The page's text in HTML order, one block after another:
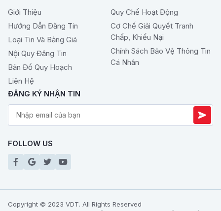
Giới Thiệu
Hướng Dẫn Đăng Tin
Loại Tin Và Bảng Giá
Nội Quy Đăng Tin
Bản Đồ Quy Hoạch
Liên Hệ
Quy Chế Hoạt Động
Cơ Chế Giải Quyết Tranh
Chấp, Khiếu Nại
Chính Sách Bảo Vệ Thông Tin
Cá Nhân
ĐĂNG KÝ NHẬN TIN
FOLLOW US
Copyright © 2023 VDT. All Rights Reserved